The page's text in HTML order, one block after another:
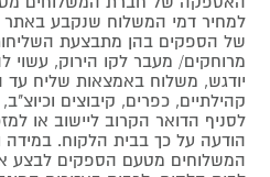
למחיר דמי המשלוח שנקבע באתר
של הספקים בהן מתבצעת
מרוחקים/ מעבר לקו הירוק, עשוי
יודגש, משלוח באמצאות שליח עד
קהילתיים, כפרים, קיבוצים
לסניף הדואר הקרוב ליישוב או
הודעה על כך בבית הלקוח. במידה
המשלוחים מטעם הספקים לבצע